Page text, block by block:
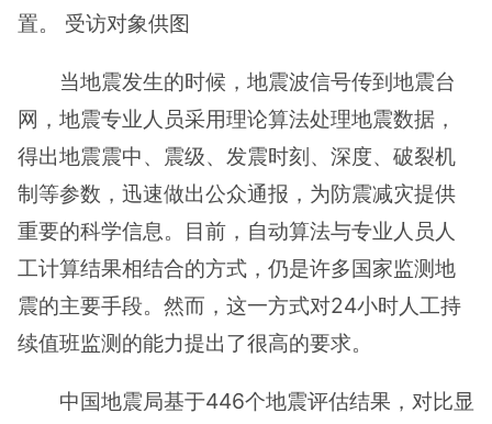
置。 受访对象供图
当地震发生的时候，地震波信号传到地震台
网，地震专业人员采用理论算法处理地震数据，
得出地震震中、震级、发震时刻、深度、破裂机
制等参数，迅速做出公众通报，为防震减灾提供
重要的科学信息。目前，自动算法与专业人员人
工计算结果相结合的方式，仍是许多国家监测地
震的主要手段。然而，这一方式对24小时人工持
续值班监测的能力提出了很高的要求。
中国地震局基于446个地震评估结果，对比显